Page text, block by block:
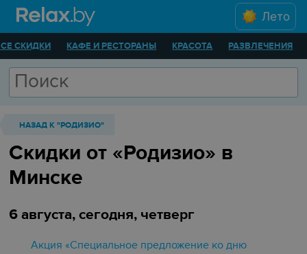
Лето
СКИДКИ КАФЕ И РЕСТОРАНЫ КРАСОТА РАЗВЛЕЧЕНИЯ
НАЗАД К "РОДИЗИО"
Скидки от «Родизио» в
Минске
6 августа, сегодня, четверг
Акция «Специальное предложение ко дню